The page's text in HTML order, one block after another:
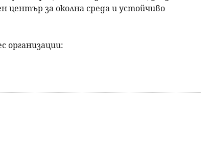
център за околна среда и устойчиво
организации: